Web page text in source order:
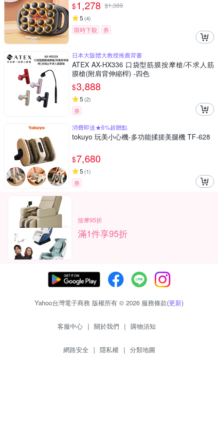
$1,278 $1,389
5 (4)
限時下殺 券
日本大阪體大教授推薦背書
ATEX AX-HX336 口袋型筋膜按摩槍/不求人筋
膜槍(附肩背伸縮桿) -四色
$3,888
5 (2)
券
消費即送★6%超贈點
tokuyo 玩美小心機-多功能揉搓美腿機 TF-628
$7,680
5 (1)
券
按摩95折
滿1件享95折
Yahoo台灣電子商務 版權所有 © 2026 服務條款(更新)
客服中心 | 關於我們 | 購物須知
網路安全 | 隱私權 | 分類地圖